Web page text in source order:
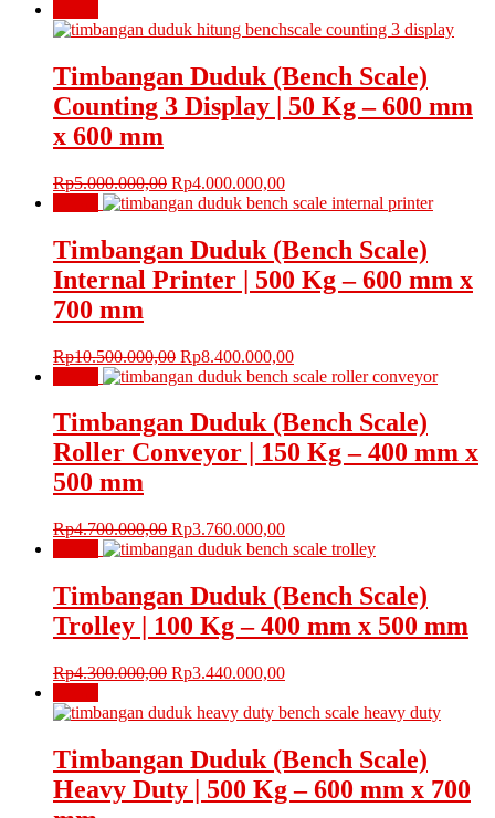
adalah:
ini
Rp7.920.000,00.
Timbangan Duduk (Bench Scale)
Counting 3 Display | 50 Kg – 600 mm
x 600 mm
Rp5.000.000,00 Harga
aslinya
Rp5.000.000,00.
Rp4.000.000,00Harga
saat
adalah:
Rp4.000.000,00.
Timbangan Duduk (Bench Scale)
Internal Printer | 500 Kg – 600 mm x
700 mm
Rp10.500.000,00 Harga
aslinya
Rp10.500.000,00.
Rp8.400.000,00Harga
saat
adalah:
Rp8.400.000,00.
Timbangan Duduk (Bench Scale)
Roller Conveyor | 150 Kg – 400 mm x
500 mm
Rp4.700.000,00 Harga
aslinya
Rp4.700.000,00.
Rp3.760.000,00Harga
saat
adalah:
Rp3.760.000,00.
Timbangan Duduk (Bench Scale)
Trolley | 100 Kg – 400 mm x 500 mm
Rp4.300.000,00 Harga
adalah:
Rp3.440.000,00Harga
ini
Rp3.440.000,00.
Timbangan Duduk (Bench Scale)
Heavy Duty | 500 Kg – 600 mm x 700